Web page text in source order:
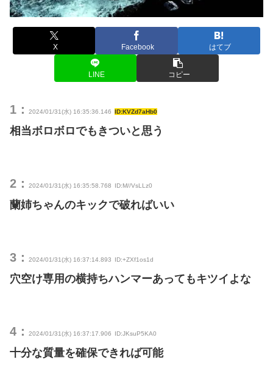
X Facebook はてブ
LINE コピー
1： 2024/01/31(水) 16:35:36.146 ID:KVZd7aHb0
相当ボロボロでもきついと思う
2： 2024/01/31(水) 16:35:58.768 ID:M//VsLLz0
蘭姉ちゃんのキックで破ればいい
3： 2024/01/31(水) 16:37:14.893 ID:+ZXf1os1d
穴空け専用の横持ちハンマーあってもキツイよな
4： 2024/01/31(水) 16:37:17.906 ID:JKsuP5KA0
十分な質量を確保できれば可能